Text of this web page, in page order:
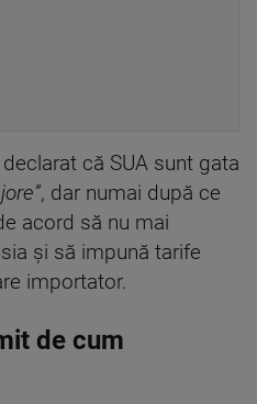
că SUA sunt gata
, dar numai după ce
acord să nu mai
și să impună tarife
importator.
de cum